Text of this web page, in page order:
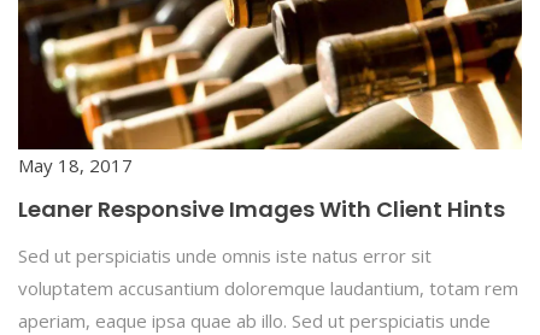
May 18, 2017
Leaner Responsive Images With Client Hints
Sed ut perspiciatis unde omnis iste natus error sit
voluptatem accusantium doloremque laudantium, totam rem
aperiam, eaque ipsa quae ab illo. Sed ut perspiciatis unde